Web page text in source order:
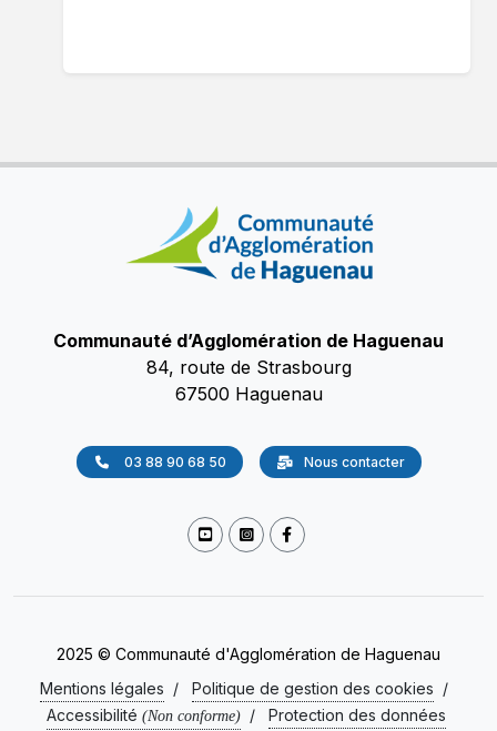
Communauté d’Agglomération de Haguenau
84, route de Strasbourg
67500 Haguenau
03 88 90 68 50 Nous contacter
2025 © Communauté d'Agglomération de Haguenau
Mentions légales / Politique de gestion des cookies /
Accessibilité (Non conforme) / Protection des données